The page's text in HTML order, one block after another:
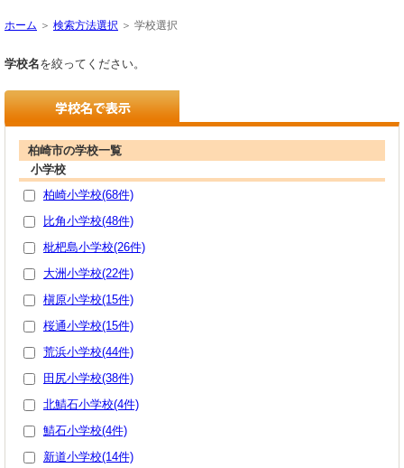
ホーム ＞ 検索方法選択 ＞ 学校選択
学校名を絞ってください。
柏崎市の学校一覧
小学校
柏崎小学校(68件)
比角小学校(48件)
枇杷島小学校(26件)
大洲小学校(22件)
槇原小学校(15件)
桜通小学校(15件)
荒浜小学校(44件)
田尻小学校(38件)
北鯖石小学校(4件)
鯖石小学校(4件)
新道小学校(14件)